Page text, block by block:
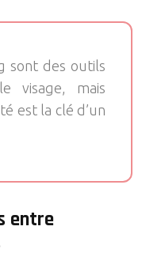
sont des outils
visage, mais
est la clé d’un
entre